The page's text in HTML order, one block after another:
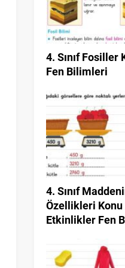
4. Sınıf Fosiller
Fen Bilimleri
4. Sınıf
Özellikleri Konu
Etkinlikler Fen